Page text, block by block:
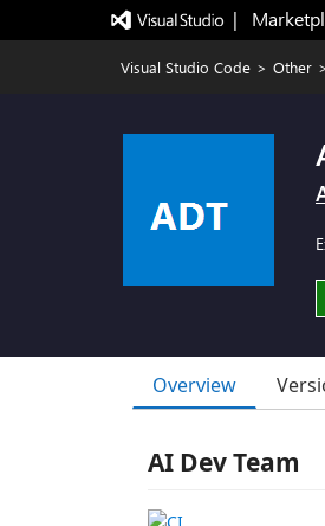
|
Visual Studio Code > Other >
Overview
AI Dev Team